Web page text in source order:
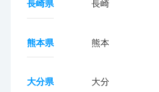
長崎県 長崎
熊本県 熊本
大分県 大分